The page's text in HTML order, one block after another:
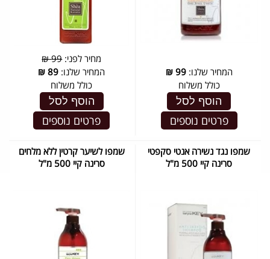
המחיר שלנו:99
₪
כולל משלוח
הוסף לסל
פרטים נוספים
מחיר לפני:99 ₪
המחיר שלנו: 89
₪
כולל משלוח
הוסף לסל
פרטים נוספים
שמפו נגד נשירה אנטי סקפטי
סרינה קיי 500 מ"ל
שמפו לשיער קרטין ללא מלחים
סרינה קיי 500 מ"ל